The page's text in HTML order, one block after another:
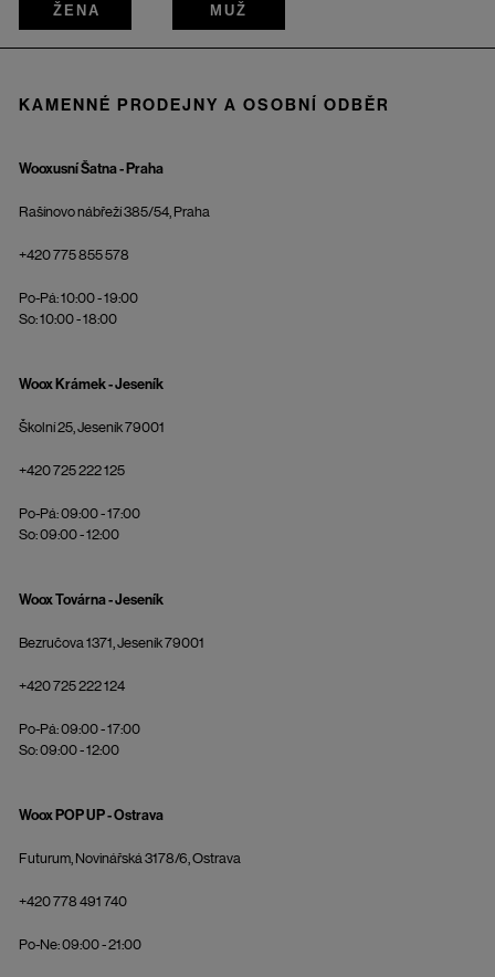
ŽENA MUŽ
KAMENNÉ PRODEJNY A OSOBNÍ ODBĚR
Wooxusní Šatna - Praha
Rašínovo nábřeží 385/54, Praha
+420 775 855 578
Po-Pá: 10:00 - 19:00
So: 10:00 - 18:00
Woox Krámek - Jeseník
Školní 25, Jeseník 79001
+420 725 222 125
Po-Pá: 09:00 - 17:00
So: 09:00 - 12:00
Woox Továrna - Jeseník
Bezručova 1371, Jeseník 79001
+420 725 222 124
Po-Pá: 09:00 - 17:00
So: 09:00 - 12:00
Woox POP UP - Ostrava
Futurum, Novinářská 3178/6, Ostrava
+420 778 491 740
Po-Ne: 09:00 - 21:00